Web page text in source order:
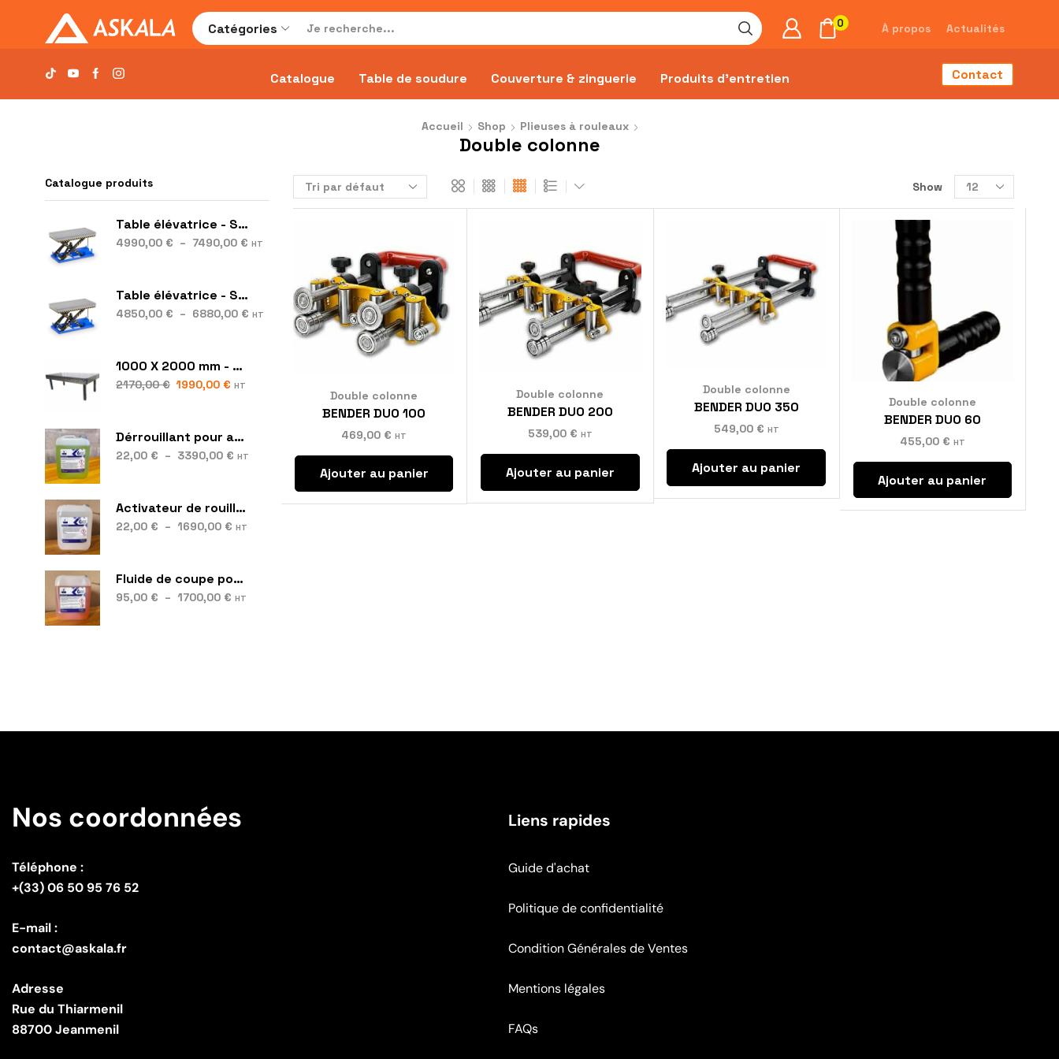
Catégories 0 À propos Actualités
Catalogue Table de soudure Couverture & zinguerie Produits d’entretien Contact
Accueil Shop Plieuses à rouleaux
Double colonne
Show
Double colonne
BENDER DUO 100
469,00 € HT
Ajouter au panier
Double colonne
BENDER DUO 200
539,00 € HT
Ajouter au panier
Double colonne
BENDER DUO 350
549,00 € HT
Ajouter au panier
Double colonne
BENDER DUO 60
455,00 € HT
Ajouter au panier
Catalogue produits
Table élévatrice - S28
4990,00 € – 7490,00 € HT
Table élévatrice - S16
4850,00 € – 6880,00 € HT
1000 X 2000 mm - S28
2170,00€ 1990,00 € HT
Dérrouillant pour acier et fonte – Best Rust
22,00 € – 3390,00 € HT
Activateur de rouille – Best Cort
22,00 € – 1690,00 € HT
Fluide de coupe pour machines – Best Cool
95,00 € – 1700,00 € HT
Nos coordonnées
Téléphone :
+(33) 06 50 95 76 52
E-mail :
contact@askala.fr
Adresse
Rue du Thiarmenil
88700 Jeanmenil
Liens rapides
Guide d'achat
Politique de confidentialité
Condition Générales de Ventes
Mentions légales
FAQs